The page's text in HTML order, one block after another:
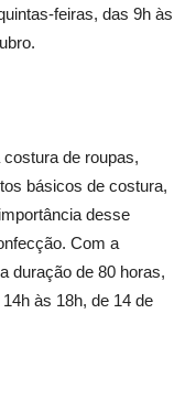
feiras, das 9h às
de roupas,
básicos de costura,
desse
Com a
duração de 80 horas,
às 18h, de 14 de